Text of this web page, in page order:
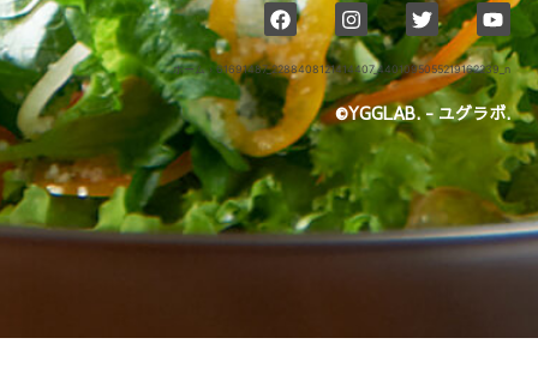
ホーム ›61691487_2288408121414407_4401095055219162239_n
©YGGLAB. - ユグラボ.